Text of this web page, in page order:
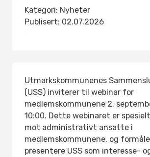
Utmarkskommunenes
(USS) inviterer til webinar for
medlemskommunene 2.
10:00. Dette webinaret er
mot administrativt ansatte i
medlemskommunene, og
presentere USS som interesse-
Kategori: Nyheter
Publisert: 02.07.2026